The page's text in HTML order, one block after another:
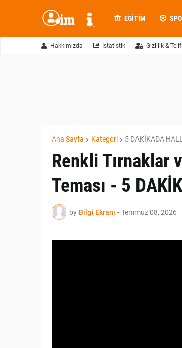
EGITIM
Hakkımızda İstatistik Gizlilik & Telif
Ana Sayfa Kategori 5 DAKİKADA
Renkli Tırnaklar
Teması - 5
by Bilgi Ekranı - Temmuz 08, 2026